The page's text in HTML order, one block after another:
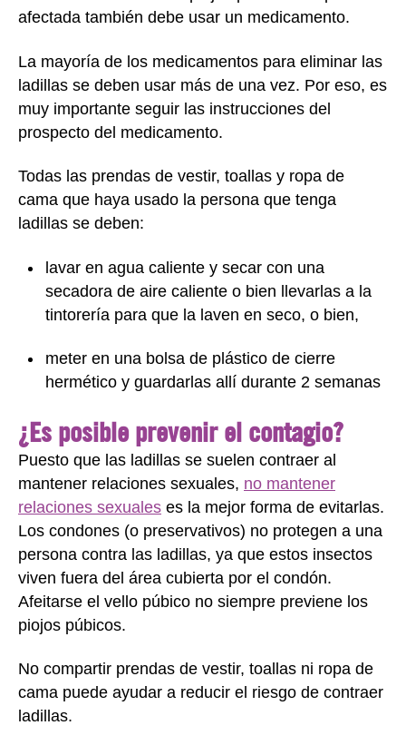
afectada también debe usar un medicamento.
La mayoría de los medicamentos para eliminar las
ladillas se deben usar más de una vez. Por eso, es
muy importante seguir las instrucciones del
prospecto del medicamento.
Todas las prendas de vestir, toallas y ropa de
cama que haya usado la persona que tenga
ladillas se deben:
lavar en agua caliente y secar con una
secadora de aire caliente o bien llevarlas a la
tintorería para que la laven en seco, o bien,
meter en una bolsa de plástico de cierre
hermético y guardarlas allí durante 2 semanas
¿Es posible prevenir el contagio?
Puesto que las ladillas se suelen contraer al
mantener relaciones sexuales, no mantener
relaciones sexuales es la mejor forma de evitarlas.
Los condones (o preservativos) no protegen a una
persona contra las ladillas, ya que estos insectos
viven fuera del área cubierta por el condón.
Afeitarse el vello púbico no siempre previene los
piojos púbicos.
No compartir prendas de vestir, toallas ni ropa de
cama puede ayudar a reducir el riesgo de contraer
ladillas.